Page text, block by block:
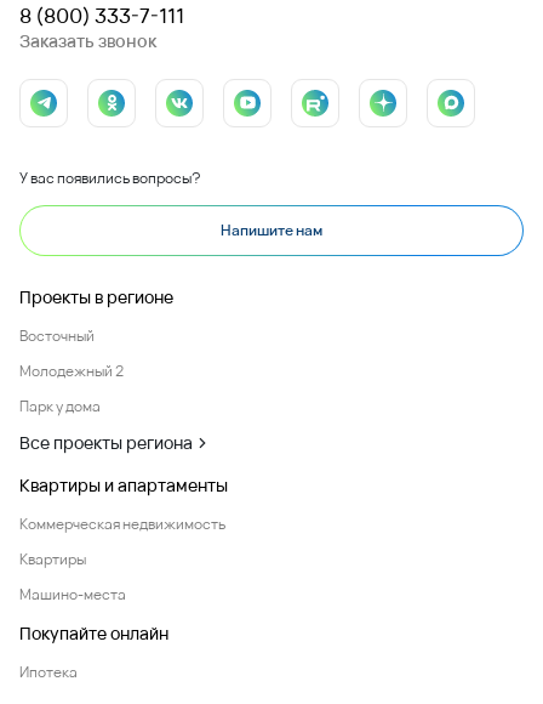
8 (800) 333-7-111
Заказать звонок
У вас появились вопросы?
Напишите нам
Проекты в регионе
Восточный
Молодежный 2
Парк у дома
Все проекты региона
Квартиры и апартаменты
Коммерческая недвижимость
Квартиры
Машино-места
Покупайте онлайн
Ипотека